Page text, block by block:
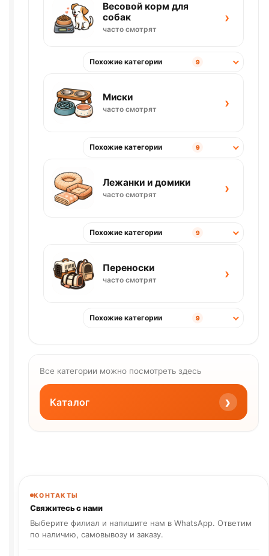
Весовой корм для
собак
часто смотрят
›
Похожие категории 9
Миски
часто смотрят ›
Похожие категории 9
Лежанки и домики
часто смотрят ›
Похожие категории 9
Переноски
часто смотрят ›
Похожие категории 9
Все категории можно посмотреть здесь
Каталог ›
КОНТАКТЫ
Свяжитесь с нами
Выберите филиал и напишите нам в WhatsApp. Ответим
по наличию, самовывозу и заказу.